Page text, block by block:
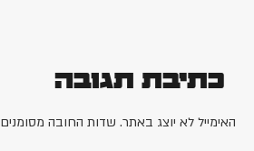
כתיבת תגובה
האימייל לא יוצג באתר. שדות החובה מסומנים